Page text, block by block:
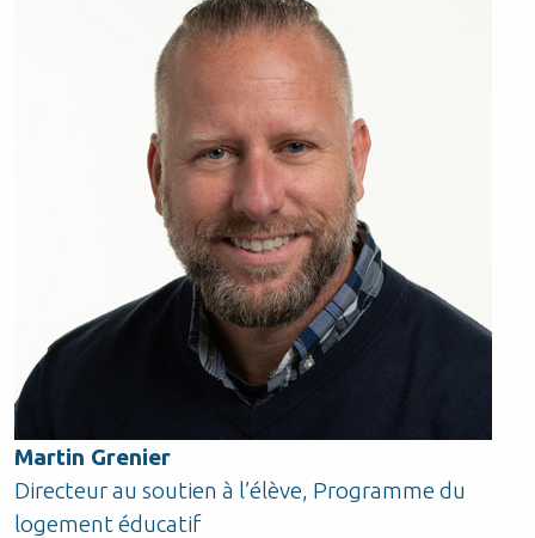
Martin Grenier
Directeur au soutien à l’élève, Programme du
logement éducatif